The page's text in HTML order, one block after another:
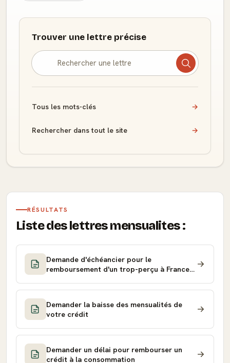
Trouver une lettre précise
Tous les mots-clés →
Rechercher dans tout le site →
RÉSULTATS
Liste des lettres mensualites :
Demande d'échéancier pour le
remboursement d'un trop-perçu à France
Demander la baisse des mensualités de
votre crédit
Demander un délai pour rembourser un
crédit à la consommation